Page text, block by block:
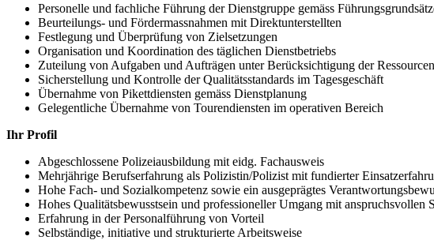
Personelle und fachliche Führung der Dienstgruppe gemäss
Beurteilungs- und Fördermassnahmen mit Direktunterstellten
Festlegung und Überprüfung von Zielsetzungen
Organisation und Koordination des täglichen Dienstbetriebs
Zuteilung von Aufgaben und Aufträgen unter Berücksichtigung der
Sicherstellung und Kontrolle der Qualitätsstandards im Tagesgeschäft
Übernahme von Pikettdiensten gemäss Dienstplanung
Gelegentliche Übernahme von Tourendiensten im operativen Bereich
Ihr Profil
Abgeschlossene Polizeiausbildung mit eidg. Fachausweis
Mehrjährige Berufserfahrung als Polizistin/Polizist mit fundierter
Hohe Fach- und Sozialkompetenz sowie ein ausgeprägtes
Hohes Qualitätsbewusstsein und professioneller Umgang mit anspruchsvollen
Erfahrung in der Personalführung von Vorteil
Selbständige, initiative und strukturierte Arbeitsweise